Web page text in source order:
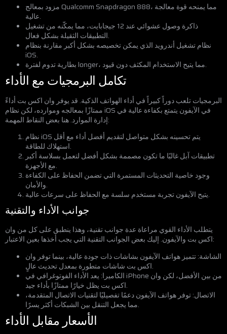
مزود بمعالج Qualcomm Snapdragon 888، مما يمنحه قوة معالجة
عالية.
ذاكرة وصول عشوائي عند 12 جيجابايت، مما يمكّنه من تشغيل
التطبيقات الثقيلة بشكل فعال.
نظام تشغيل أندرويد الذي يمكن تخصيصه بشكل أكبر مقارنة بنظام
iOS.
بطارية تدوم لفترة longer، مما يتيح الاستخدام المكثف دون قيود.
تكامل البرمجيات مع الأداء
البرمجيات تلعب دوراً كبيراً في أداء الهواتف الذكية. قد يوفر وان اكس بت أداءً
ممتازًا بمعالجه وموارده، لكن نظام iOS في الآيفون يتمتع بكفاءة عالية في
إدارة الموارد. هنا بعض النقاط المهمة:
نظام iOS يتم تحسينه بشكل متواصل لتقديم أفضل أداء مع أقل
استهلاك للطاقة.
تطبيقات آبل غالبًا ما تكون مصممة بشكل أفضل لتعمل بسلاسة أكبر
مع الأجهزة.
وجود خاصية التحديثات المستمرة التي تضمن الحفاظ على الكفاءة
والأمان.
يتيح الآيفون تجربة مستخدم سلسة مع الحفاظ على سرعات عالية.
جوانب الأداء والتقنية
يتطلب الأداء القوي مراعاة عدة جوانب تقنية، وهذا ينطبق على كل من وان
اكس بت والآيفون. إليك بعض الجوانب التقنية التي يجب أخذها بعين الاعتبار:
الشاشة: تتميز هواتف الآيفون بشاشات ذات جودة عالية، بينما توفر وان
اكس بت شاشات متطورة بمعدل تحديث عالٍ.
الكاميرا: يعد الأداء الفوتوغرافي في iPhone من بين الأفضل، لكن وان
اكس بت يظل خيارًا ممتازًا بأداء جيد.
الاتصال: توفر هواتف الآيفون دعمًا تفصيليًا لتقنيات الاتصال المتقدمة،
مما يجعل التنقل بين الشبكات أكثر يسرًا.
الأسعار مقابل الأداء